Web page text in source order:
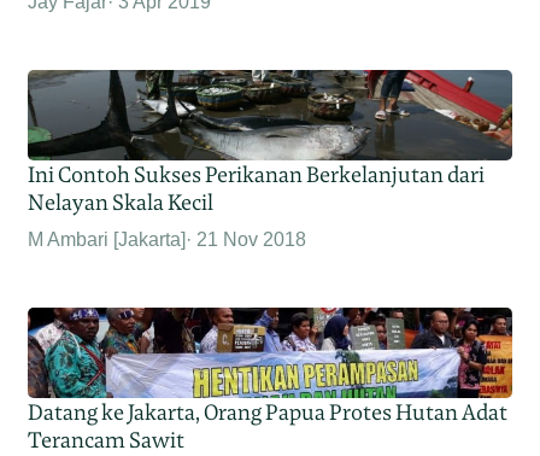
Ini Contoh Sukses Perikanan Berkelanjutan dari
Nelayan Skala Kecil
M Ambari [Jakarta] 21 Nov 2018
Datang ke Jakarta, Orang Papua Protes Hutan Adat
Terancam Sawit